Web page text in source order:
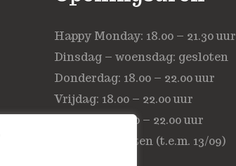
Happy Monday: 18.00 – 21.30 uur
Dinsdag – woensdag: gesloten
Donderdag: 18.00 – 22.00 uur
Vrijdag: 18.00 – 22.00 uur
Zaterdag: 18.00 – 22.00 uur
Zondag: gesloten (t.e.m. 13/09)